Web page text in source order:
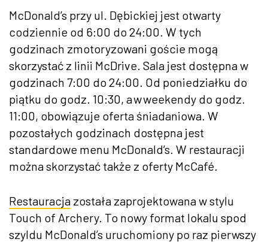
McDonald’s przy ul. Dębickiej jest otwarty
codziennie od 6:00 do 24:00. W tych
godzinach zmotoryzowani goście mogą
skorzystać z linii McDrive. Sala jest dostępna w
godzinach 7:00 do 24:00. Od poniedziałku do
piątku do godz. 10:30, a w weekendy do godz.
11:00, obowiązuje oferta śniadaniowa. W
pozostałych godzinach dostępna jest
standardowe menu McDonald’s. W restauracji
można skorzystać także z oferty McCafé.
Restauracja została zaprojektowana w stylu
Touch of Archery. To nowy format lokalu spod
szyldu McDonald’s uruchomiony po raz pierwszy